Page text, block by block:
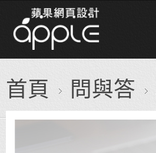
首頁 問與答